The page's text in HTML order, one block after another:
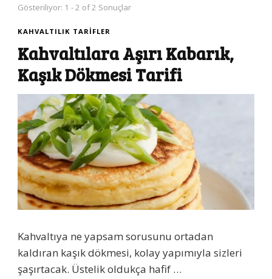
Gösteriliyor: 1 - 2 of 2 Sonuçlar
KAHVALTILIK TARIFLER
Kahvaltılara Aşırı Kabarık,
Kaşık Dökmesi Tarifi
Kahvaltıya ne yapsam sorusunu ortadan
kaldıran kaşık dökmesi, kolay yapımıyla sizleri
şaşırtacak. Üstelik oldukça hafif …